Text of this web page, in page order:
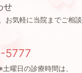
せ
お気軽に当院までご相談
5777
日の診療時間は、